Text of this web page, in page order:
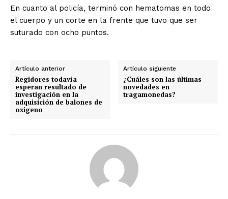
En cuanto al policía, terminó con hematomas en todo
el cuerpo y un corte en la frente que tuvo que ser
suturado con ocho puntos.
Artículo anterior
Regidores todavía
esperan resultado de
investigación en la
adquisición de balones de
oxigeno
Artículo siguiente
¿Cuáles son las últimas
novedades en
tragamonedas?